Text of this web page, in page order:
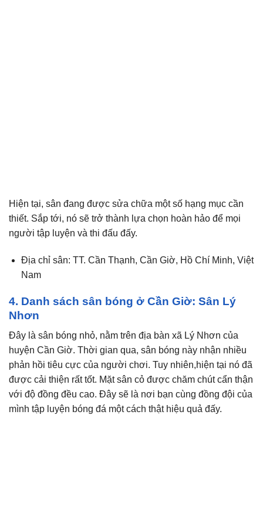
Hiện tại, sân đang được sửa chữa một số hạng mục cần
thiết. Sắp tới, nó sẽ trở thành lựa chọn hoàn hảo để mọi
người tập luyện và thi đấu đấy.
Địa chỉ sân: TT. Cần Thạnh, Cần Giờ, Hồ Chí Minh, Việt
Nam
4. Danh sách sân bóng ở Cần Giờ: Sân Lý
Nhơn
Đây là sân bóng nhỏ, nằm trên địa bàn xã Lý Nhơn của
huyện Cần Giờ. Thời gian qua, sân bóng này nhận nhiều
phản hồi tiêu cực của người chơi. Tuy nhiên,hiện tại nó đã
được cải thiện rất tốt. Mặt sân cỏ được chăm chút cẩn thận
với độ đồng đều cao. Đây sẽ là nơi bạn cùng đồng đội của
mình tập luyện bóng đá một cách thật hiệu quả đấy.